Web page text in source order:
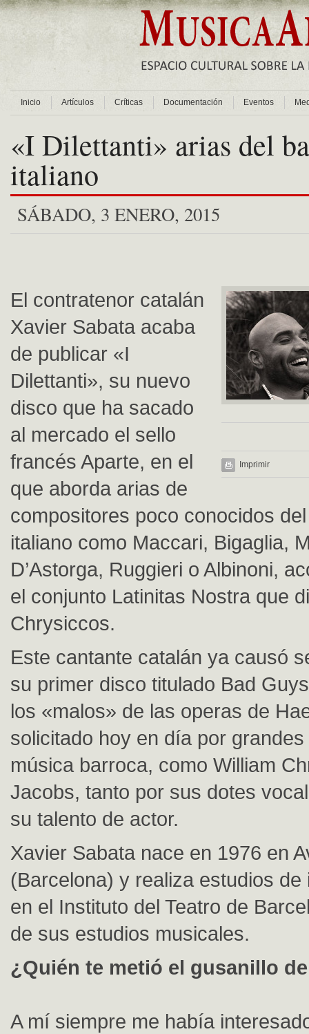
Inicio Artículos Críticas Documentación Eventos
«I Dilettanti» arias del
italiano
SÁBADO, 3 ENERO, 2015
Imprimir
El contratenor catalán
Xavier Sabata acaba
de publicar «I
Dilettanti», su nuevo
disco que ha sacado
al mercado el sello
francés Aparte, en el
que aborda arias de
compositores poco conocidos
italiano como Maccari, Bigaglia,
D’Astorga, Ruggieri o Albinoni,
el conjunto Latinitas Nostra que
Chrysiccos.
Este cantante catalán ya causó
su primer disco titulado Bad
los «malos» de las operas de
solicitado hoy en día por
música barroca, como William
Jacobs, tanto por sus dotes
su talento de actor.
Xavier Sabata nace en 1976 en
(Barcelona) y realiza estudios de
en el Instituto del Teatro de
de sus estudios musicales.
¿Quién te metió el gusanillo
A mí siempre me había